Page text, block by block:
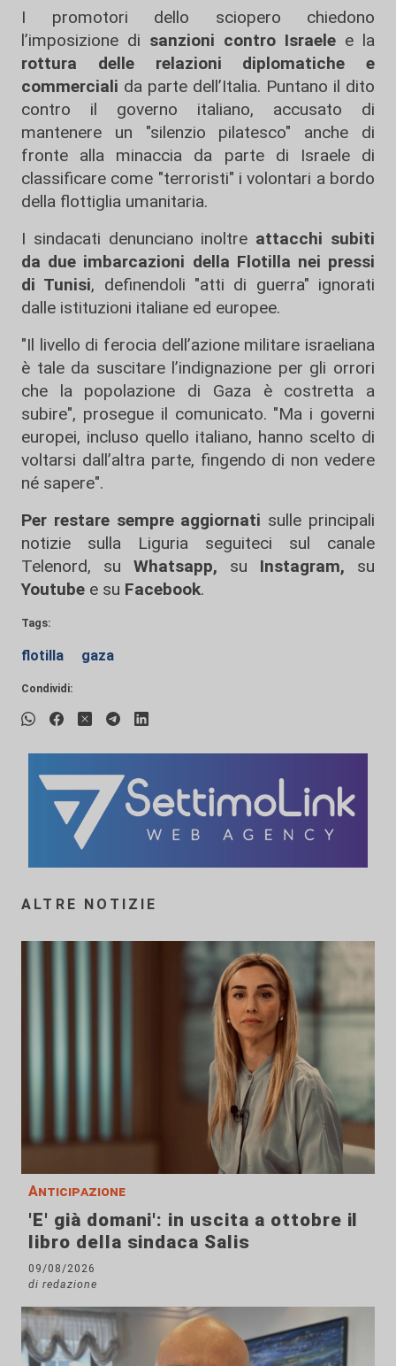
I promotori dello sciopero chiedono
l’imposizione di sanzioni contro Israele e la
rottura delle relazioni diplomatiche e
commerciali da parte dell’Italia. Puntano il dito
contro il governo italiano, accusato di
mantenere un "silenzio pilatesco" anche di
fronte alla minaccia da parte di Israele di
classificare come "terroristi" i volontari a bordo
della flottiglia umanitaria.
I sindacati denunciano inoltre attacchi subiti
da due imbarcazioni della Flotilla nei pressi
di Tunisi, definendoli "atti di guerra" ignorati
dalle istituzioni italiane ed europee.
"Il livello di ferocia dell’azione militare israeliana
è tale da suscitare l’indignazione per gli orrori
che la popolazione di Gaza è costretta a
subire", prosegue il comunicato. "Ma i governi
europei, incluso quello italiano, hanno scelto di
voltarsi dall’altra parte, fingendo di non vedere
né sapere".
Per restare sempre aggiornati sulle principali
notizie sulla Liguria seguiteci sul canale
Telenord, su
Whatsapp, su Instagram, su
Youtube e su Facebook.
Tags:
flotilla gaza
Condividi:
ALTRE NOTIZIE
Anticipazione
'E' già domani': in uscita a ottobre il
libro della sindaca Salis
09/08/2026
di redazione